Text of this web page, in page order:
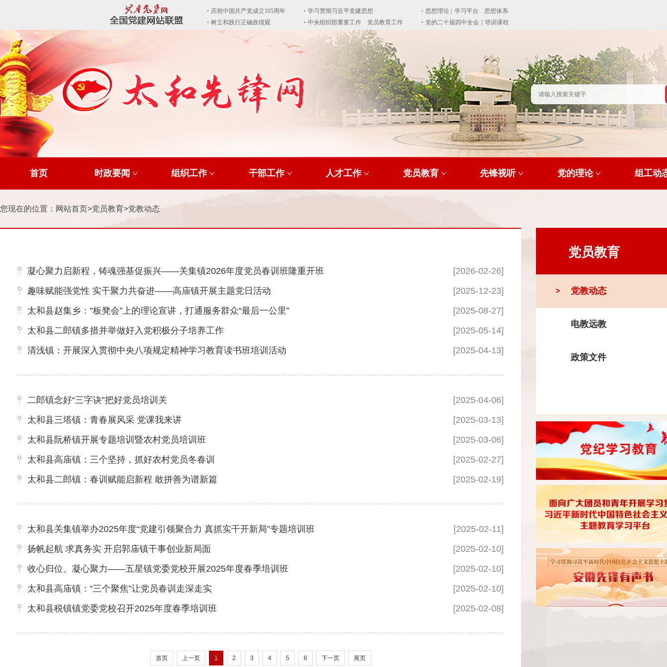
首页 时政要闻 组织工作 干部工作 人才工作 党员教育 先锋视听 党的理论 组工动
您现在的位置： 网站首页>党员教育>党教动态
党员教育
党教动态
电教远教
政策文件
[2026-02-26]
凝心聚力启新程，铸魂强基促振兴——关集镇2026年度党员春训班隆重开班
[2025-12-23]
趣味赋能强党性 实干聚力共奋进——高庙镇开展主题党日活动
[2025-08-27]
太和县赵集乡：“板凳会”上的理论宣讲，打通服务群众“最后一公里”
[2025-05-14]
太和县二郎镇多措并举做好入党积极分子培养工作
[2025-04-13]
清浅镇：开展深入贯彻中央八项规定精神学习教育读书班培训活动
[2025-04-06]
二郎镇念好“三字诀”把好党员培训关
[2025-03-13]
太和县三塔镇：青春展风采 党课我来讲
[2025-03-06]
太和县阮桥镇开展专题培训暨农村党员培训班
[2025-02-27]
太和县高庙镇：三个坚持，抓好农村党员冬春训
[2025-02-19]
太和县二郎镇：春训赋能启新程 敢拼善为谱新篇
[2025-02-11]
太和县关集镇举办2025年度“党建引领聚合力 真抓实干开新局”专题培训班
[2025-02-10]
扬帆起航 求真务实 开启郭庙镇干事创业新局面
[2025-02-10]
收心归位、凝心聚力——五星镇党委党校开展2025年度春季培训班
[2025-02-10]
太和县高庙镇：“三个聚焦”让党员春训走深走实
[2025-02-08]
太和县税镇镇党委党校召开2025年度春季培训班
首页 上一页 1 2 3 4 5 6 下一页 尾页